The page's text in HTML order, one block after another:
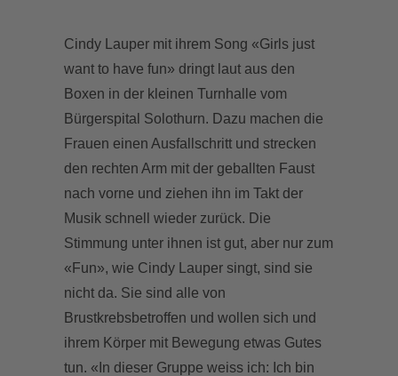
Cindy Lauper mit ihrem Song «Girls just
want to have fun» dringt laut aus den
Boxen in der kleinen Turnhalle vom
Bürgerspital Solothurn. Dazu machen die
Frauen einen Ausfallschritt und strecken
den rechten Arm mit der geballten Faust
nach vorne und ziehen ihn im Takt der
Musik schnell wieder zurück. Die
Stimmung unter ihnen ist gut, aber nur zum
«Fun», wie Cindy Lauper singt, sind sie
nicht da. Sie sind alle von
Brustkrebsbetroffen und wollen sich und
ihrem Körper mit Bewegung etwas Gutes
tun. «In dieser Gruppe weiss ich: Ich bin